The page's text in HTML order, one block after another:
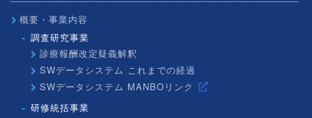
概要・事業内容
調査研究事業
診療報酬改定疑義解釈
SWデータシステム これまでの経過
SWデータシステム MANBOリンク
研修統括事業